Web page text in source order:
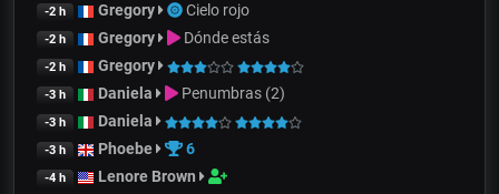
-2 h Gregory Cielo rojo
-2 h Gregory Dónde estás
-2 h Gregory
-3 h Daniela Penumbras (2)
-3 h Daniela
-3 h Phoebe 6
-4 h Lenore Brown